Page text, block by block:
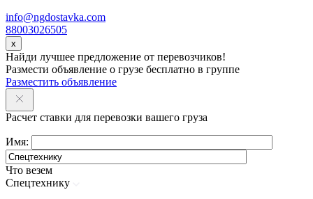
info@ngdostavka.com
88003026505
x
Найди лучшее предложение от перевозчиков!
Размести объявление о грузе бесплатно в группе
Разместить объявление
Расчет ставки для перевозки вашего груза
Имя:
Что везем
Спецтехнику